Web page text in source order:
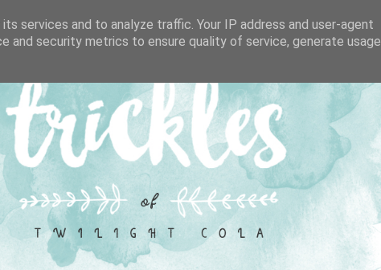
services and to analyze traffic. Your IP address and user-agent
and security metrics to ensure quality of service, generate usage